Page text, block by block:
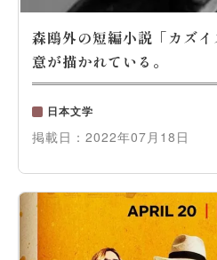
森鴎外の短編小説「カズ
意が描かれている。
日本文学
掲載日： 2022年07月18日